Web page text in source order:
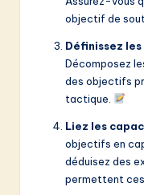
objectif de
Définissez
Décomposez
des objectifs
tactique.
Liez les
objectifs en
déduisez des
permettent